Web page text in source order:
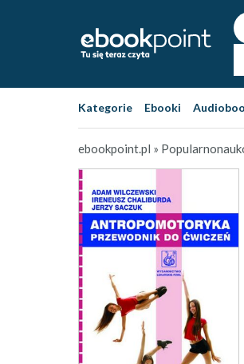
Kategorie Ebooki
ebookpoint.pl »